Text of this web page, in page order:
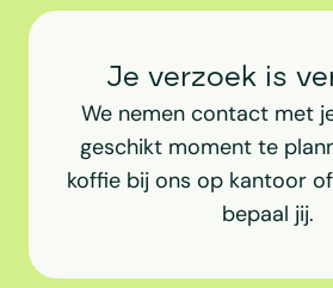
Je verzoek is
We nemen contact met
geschikt moment te
koffie bij ons op kantoor
bepaal jij.